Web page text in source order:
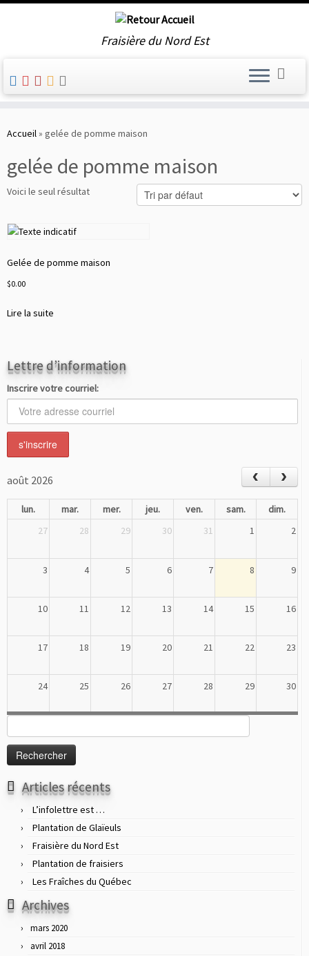
to
Fraisière du Nord Est
Accueil» gelée de pomme maison
gelée de pomme maison
Voici le seul résultat
Gelée de pomme maison
$0.00
Lire la suite
Lettre d’information
Inscrire votre courriel:
août 2026
lun. mar. mer. jeu. ven. sam.
dim.
27
28 29 30 31 1 2
3 4 5 6 7 8 9
10 11 12 13 14 15 16
17 18 19 20 21 22 23
24 25 26 27 28 29 30
Articles récents
L’infolettre est …
Plantation de Glaïeuls
Fraisière du Nord Est
Plantation de fraisiers
Les Fraîches du Québec
Archives
mars 2020
avril 2018